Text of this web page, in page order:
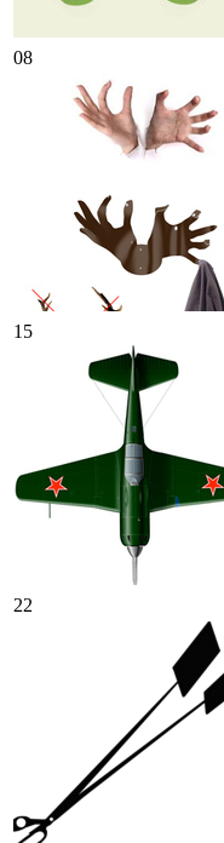
08
15
22